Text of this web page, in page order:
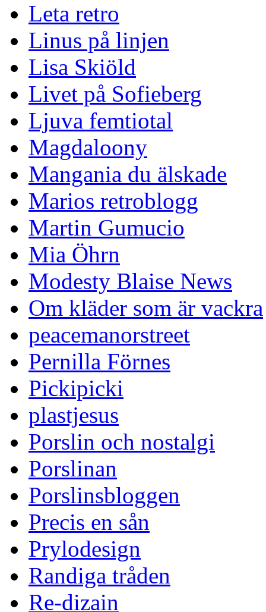
Leta retro
Linus på linjen
Lisa Skiöld
Livet på Sofieberg
Ljuva femtiotal
Magdaloony
Mangania du älskade
Marios retroblogg
Martin Gumucio
Mia Öhrn
Modesty Blaise News
Om kläder som är vackra
peacemanorstreet
Pernilla Förnes
Pickipicki
plastjesus
Porslin och nostalgi
Porslinan
Porslinsbloggen
Precis en sån
Prylodesign
Randiga tråden
Re-dizain